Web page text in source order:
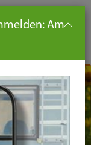
DE
Am